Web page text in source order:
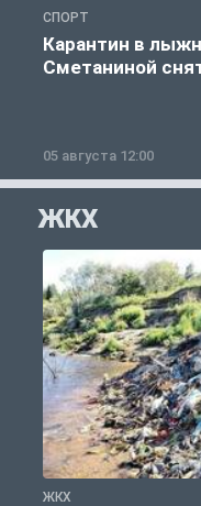
СПОРТ
Карантин в
Сметаниной
05 августа 12:00
ЖКХ
ЖКХ